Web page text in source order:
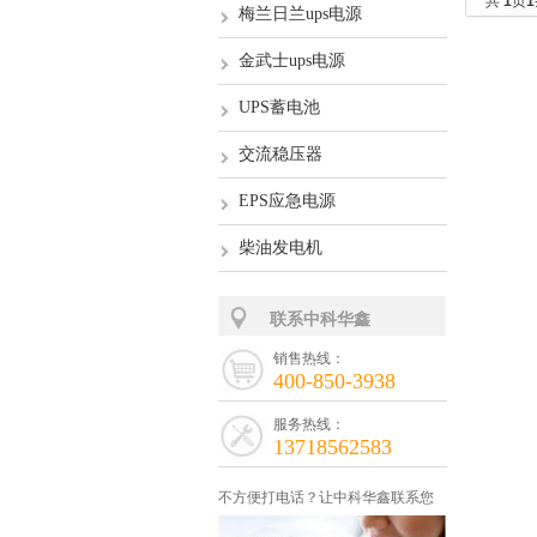
梅兰日兰ups电源
金武士ups电源
UPS蓄电池
交流稳压器
EPS应急电源
柴油发电机
联系中科华鑫
销售热线：
400-850-3938
服务热线：
13718562583
不方便打电话？让中科华鑫联系您